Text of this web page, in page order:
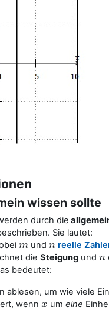
wissen sollte
durch die
Sie lautet:
m
mund n
n reelle
die Steigungund n
n
bedeutet:
ablesen, um wie viele
wenn x
x umeine